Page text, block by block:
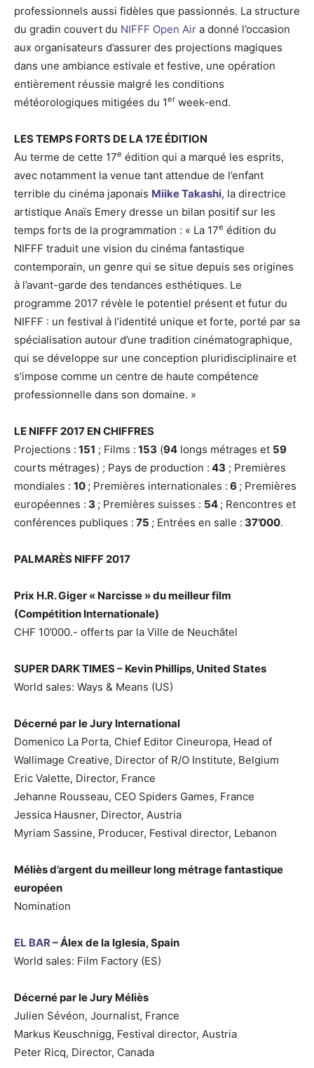
professionnels aussi fidèles que passionnés. La structure
du gradin couvert du NIFFF Open Air a donné l’occasion
aux organisateurs d’assurer des projections magiques
dans une ambiance estivale et festive, une opération
entièrement réussie malgré les conditions
météorologiques mitigées du 1er week-end.
LES TEMPS FORTS DE LA 17E ÉDITION
Au terme de cette 17e édition qui a marqué les esprits,
avec notamment la venue tant attendue de l’enfant
terrible du cinéma japonais Miike Takashi, la directrice
artistique Anaïs Emery dresse un bilan positif sur les
temps forts de la programmation : « La 17e édition du
NIFFF traduit une vision du cinéma fantastique
contemporain, un genre qui se situe depuis ses origines
à l’avant-garde des tendances esthétiques. Le
programme 2017 révèle le potentiel présent et futur du
NIFFF : un festival à l’identité unique et forte, porté par sa
spécialisation autour d’une tradition cinématographique,
qui se développe sur une conception pluridisciplinaire et
s’impose comme un centre de haute compétence
professionnelle dans son domaine. »
LE NIFFF 2017 EN CHIFFRES
Projections : 151 ; Films : 153 (94 longs métrages et 59
courts métrages) ; Pays de production : 43 ; Premières
mondiales : 10 ; Premières internationales : 6 ; Premières
européennes : 3 ; Premières suisses : 54 ; Rencontres et
conférences publiques : 75 ; Entrées en salle : 37’000.
PALMARÈS NIFFF 2017
Prix H.R. Giger « Narcisse » du meilleur film
(Compétition Internationale)
CHF 10’000.- offerts par la Ville de Neuchâtel
SUPER DARK TIMES– Kevin Phillips, United States
World sales: Ways & Means (US)
Décerné par le Jury International
Domenico La Porta, Chief Editor Cineuropa, Head of
Wallimage Creative, Director of R/O Institute, Belgium
Eric Valette, Director, France
Jehanne Rousseau, CEO Spiders Games, France
Jessica Hausner, Director, Austria
Myriam Sassine, Producer, Festival director, Lebanon
Méliès d’argent du meilleur long métrage fantastique
européen
Nomination
EL BAR – Álex de la Iglesia, Spain
World sales: Film Factory (ES)
Décerné par le Jury Méliès
Julien Sévéon, Journalist, France
Markus Keuschnigg, Festival director, Austria
Peter Ricq, Director, Canada